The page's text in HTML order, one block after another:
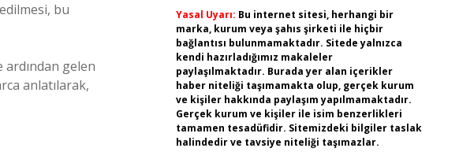
bu
ardından gelen
anlatılarak,
Yasal Uyarı: Bu internet sitesi, herhangi bir
marka, kurum veya şahıs şirketi ile hiçbir
bağlantısı bulunmamaktadır. Sitede yalnızca
kendi hazırladığımız makaleler
paylaşılmaktadır. Burada yer alan içerikler
haber niteliği taşımamakta olup, gerçek kurum
ve kişiler hakkında paylaşım yapılmamaktadır.
Gerçek kurum ve kişiler ile isim benzerlikleri
tamamen tesadüfidir. Sitemizdeki bilgiler taslak
halindedir ve tavsiye niteliği taşımazlar.